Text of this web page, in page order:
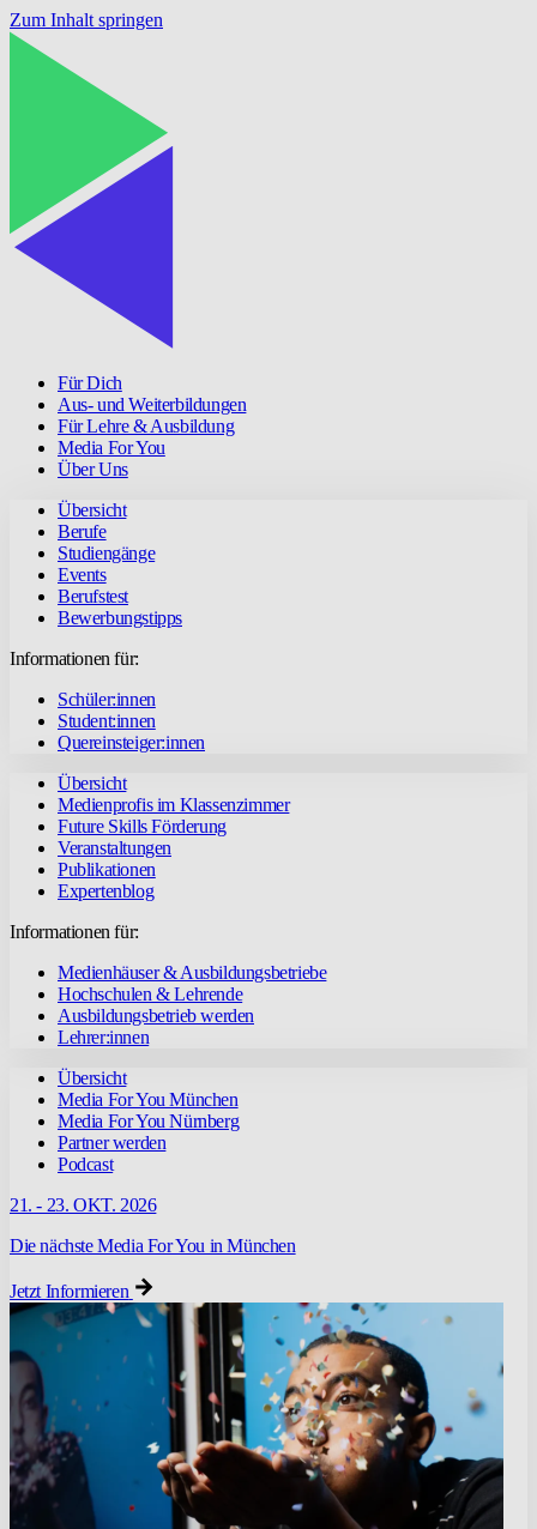
Zum Inhalt springen
Für Dich
Aus- und Weiterbildungen
Für Lehre & Ausbildung
Media For You
Über Uns
Übersicht
Berufe
Studiengänge
Events
Berufstest
Bewerbungstipps
Informationen für:
Schüler:innen
Student:innen
Quereinsteiger:innen
Übersicht
Medienprofis im Klassenzimmer
Future Skills Förderung
Veranstaltungen
Publikationen
Expertenblog
Informationen für:
Medienhäuser & Ausbildungsbetriebe
Hochschulen & Lehrende
Ausbildungsbetrieb werden
Lehrer:innen
Übersicht
Media For You München
Media For You Nürnberg
Partner werden
Podcast
21. - 23. OKT. 2026
Die nächste Media For You in München
Jetzt Informieren